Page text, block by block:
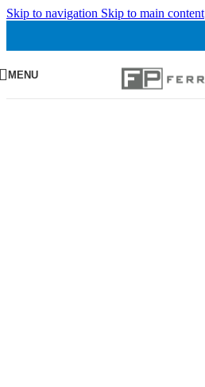
Skip to navigation Skip to main content
MENU